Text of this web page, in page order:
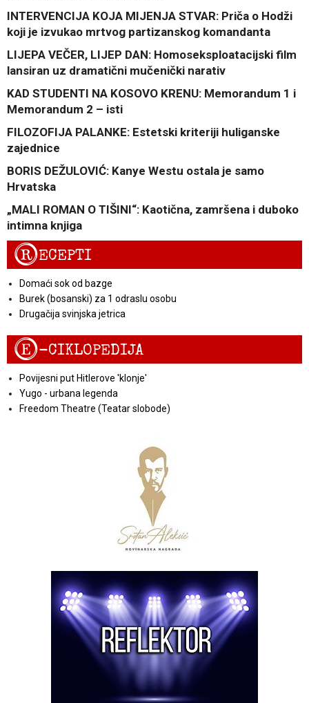
INTERVENCIJA KOJA MIJENJA STVAR: Priča o Hodži
koji je izvukao mrtvog partizanskog komandanta
LIJEPA VEČER, LIJEP DAN: Homoseksploatacijski film
lansiran uz dramatični mučenički narativ
KAD STUDENTI NA KOSOVO KRENU: Memorandum 1 i
Memorandum 2 – isti
FILOZOFIJA PALANKE: Estetski kriteriji huliganske
zajednice
BORIS DEŽULOVIĆ: Kanye Westu ostala je samo
Hrvatska
„MALI ROMAN O TIŠINI“: Kaotična, zamršena i duboko
intimna knjiga
RECEPTI
Domaći sok od bazge
Burek (bosanski) za 1 odraslu osobu
Drugačija svinjska jetrica
E-CIKLOPEDIJA
Povijesni put Hitlerove 'klonje'
Yugo - urbana legenda
Freedom Theatre (Teatar slobode)